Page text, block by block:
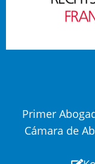
Primer
Cámara de